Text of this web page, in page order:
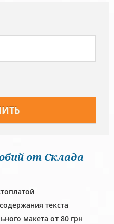
от Склада
текста
макета от 80 грн